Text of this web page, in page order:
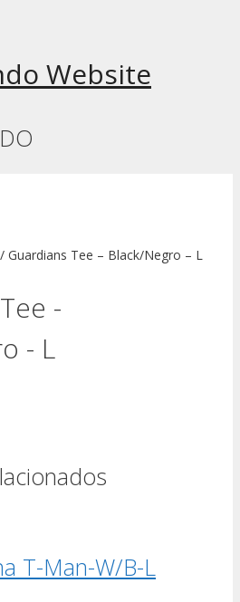
Website
/ Guardians Tee – Black/Negro – L
-
- L
T-Man-W/B-L